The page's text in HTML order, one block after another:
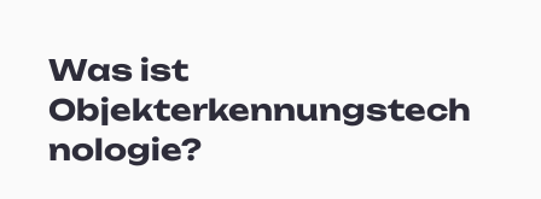
Was ist
Objekterkennungstech
nologie?